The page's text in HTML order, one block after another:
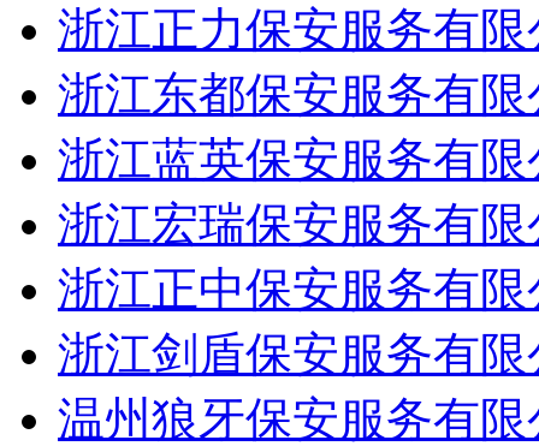
浙江正力保安服务有限
浙江东都保安服务有限
浙江蓝英保安服务有限
浙江宏瑞保安服务有限
浙江正中保安服务有
浙江剑盾保安服务有
温州狼牙保安服务有限